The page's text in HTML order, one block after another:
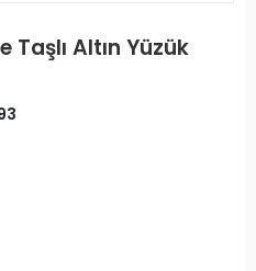
Taşlı Altın Yüzük